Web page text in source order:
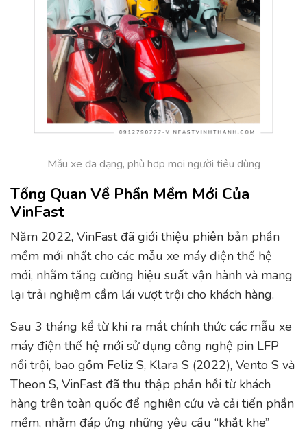
Mẫu xe đa dạng, phù hợp mọi người tiêu dùng
Tổng Quan Về Phần Mềm Mới Của
VinFast
Năm 2022, VinFast đã giới thiệu phiên bản phần
mềm mới nhất cho các mẫu xe máy điện thế hệ
mới, nhằm tăng cường hiệu suất vận hành và mang
lại trải nghiệm cầm lái vượt trội cho khách hàng.
Sau 3 tháng kể từ khi ra mắt chính thức các mẫu xe
máy điện thế hệ mới sử dụng công nghệ pin LFP
nổi trội, bao gồm Feliz S, Klara S (2022), Vento S và
Theon S, VinFast đã thu thập phản hồi từ khách
hàng trên toàn quốc để nghiên cứu và cải tiến phần
mềm, nhằm đáp ứng những yêu cầu “khắt khe”